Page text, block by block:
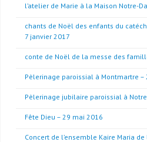
l’atelier de Marie à la Maison Notre-
chants de Noël des enfants du
7 janvier 2017
conte de Noël de la messe des
Pèlerinage paroissial à Montmartre –
Pèlerinage jubilaire paroissial à
Fête Dieu – 29 mai 2016
Concert de l’ensemble Kaire Maria